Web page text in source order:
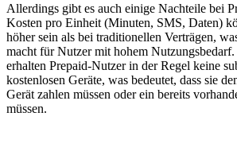
Allerdings gibt es auch einige Nachteile bei
Kosten pro Einheit (Minuten, SMS, Daten)
höher sein als bei traditionellen Verträgen,
macht für Nutzer mit hohem
erhalten Prepaid-Nutzer in der Regel keine
kostenlosen Geräte, was bedeutet, dass sie
Gerät zahlen müssen oder ein bereits
müssen.